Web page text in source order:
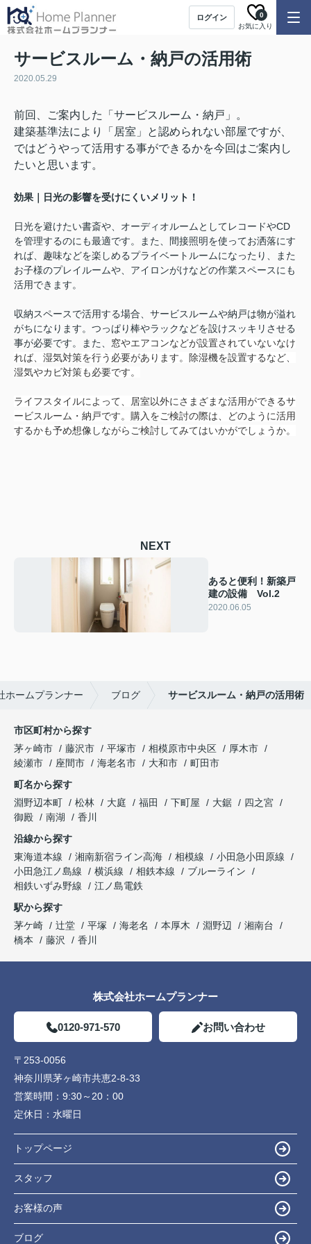
ログイン
お気に入り
0
サービスルーム・納戸の活用術
2020.05.29
前回、ご案内した「サービスルーム・納戸」。
建築基準法により「居室」と認められない部屋ですが、
ではどうやって活用する事ができるかを今回はご案内し
たいと思います。
効果｜日光の影響を受けにくいメリット！
日光を避けたい書斎や、オーディオルームとしてレコードやCD
を管理するのにも最適です。また、間接照明を使ってお洒落にす
れば、趣味などを楽しめるプライベートルームになったり、また
お子様のプレイルームや、アイロンがけなどの作業スペースにも
活用できます。
収納スペースで活用する場合、サービスルームや納戸は物が溢れ
がちになります。つっぱり棒やラックなどを設けスッキリさせる
事が必要です。また、 窓やエアコンなどが設置されていないなけ
れば、湿気対策を行う必要があります。除湿機を設置するなど、
湿気やカビ対策も必要です。
ライフスタイルによって、居室以外にさまざまな活用ができるサ
ービスルーム・納戸です。購入をご検討の際は、どのように活用
するかも予め想像しながらご検討してみてはいかがでしょうか。
NEXT
あると便利！新築戸
建の設備 Vol.2
2020.06.05
ホームプランナー ブログ サービスルーム・納戸の活用術
市区町村から探す
茅ヶ崎市
藤沢市 平塚市 相模原市中央区
厚木市
綾瀬市
座間市 海老名市 大和市
町田市
町名から探す
淵野辺本町
松林 大庭 福田 下町屋 大鋸
四之宮
御殿
南湖
香川
沿線から探す
東海道本線
湘南新宿ライン高海 相模線
小田急小田原線
小田急江ノ島線
横浜線 相鉄本線
ブルーライン
相鉄いずみ野線
江ノ島電鉄
駅から探す
茅ケ崎
辻堂 平塚 海老名 本厚木 淵野辺
湘南台
橋本
藤沢 香川
株式会社ホームプランナー
0120-971-570 お問い合わせ
〒253-0056
神奈川県茅ヶ崎市共恵2-8-33
営業時間： 9:30～20：00
定休日： 水曜日
トップページ
スタッフ
お客様の声
ブログ